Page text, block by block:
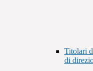
Titolari
di